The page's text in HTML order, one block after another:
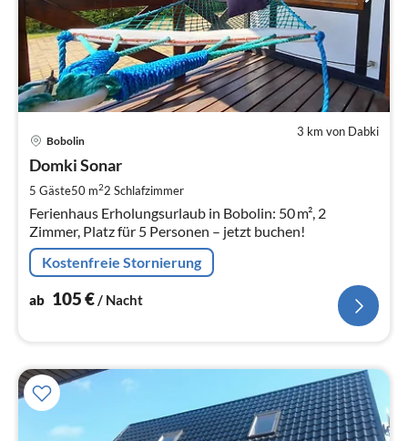
3 km von Dabki
Bobolin
Domki Sonar
5 Gäste50 m22 Schlafzimmer
Ferienhaus Erholungsurlaub in Bobolin: 50 m², 2
Zimmer, Platz für 5 Personen – jetzt buchen!
Kostenfreie Stornierung
ab 105€/ Nacht